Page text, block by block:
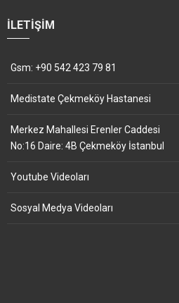
İLETIŞIM
Gsm: +90 542 423 79 81
Medistate Çekmeköy Hastanesi
Merkez Mahallesi Erenler Caddesi
No:16 Daire: 4B Çekmeköy İstanbul
Youtube Videoları
Sosyal Medya Videoları